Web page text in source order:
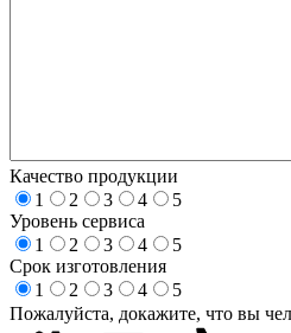
Качество продукции
1
2 3 4
5
Уровень сервиса
1
2 3 4
5
Срок изготовления
1
2 3 4
5
Пожалуйста, докажите, что вы